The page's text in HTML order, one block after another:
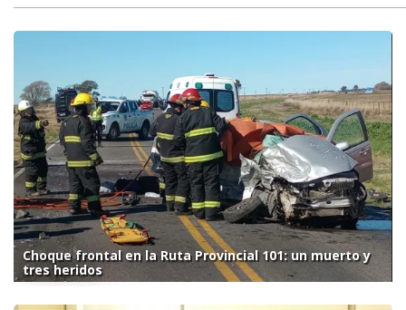
Choque frontal en la Ruta Provincial 101: un muerto y
tres heridos